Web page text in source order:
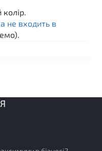
не входить в